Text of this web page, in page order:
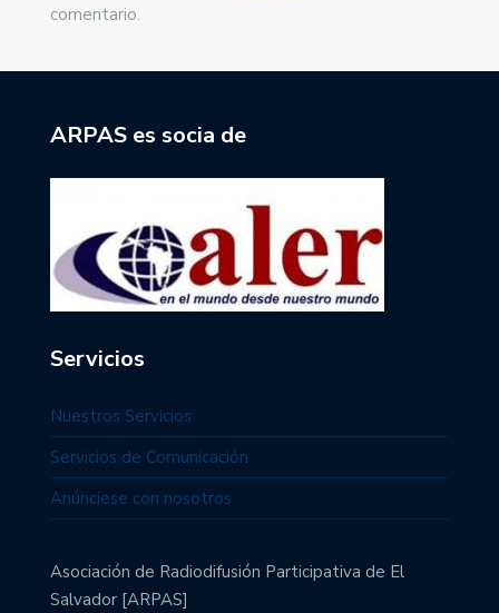
comentario.
ARPAS es socia de
Servicios
Nuestros Servicios
Servicios de Comunicación
Anúnciese con nosotros
Asociación de Radiodifusión Participativa de El
Salvador [ARPAS]